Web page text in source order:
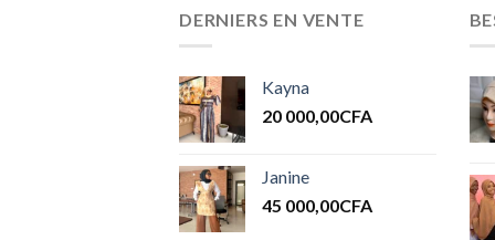
DERNIERS EN VENTE
Kayna
20 000,00CFA
Janine
45 000,00CFA